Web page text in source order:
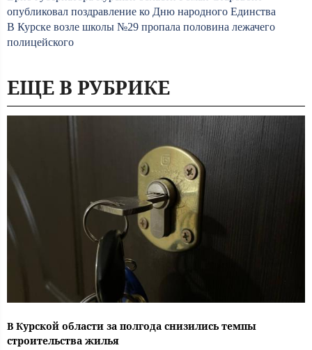
опубликовал поздравление ко Дню народного Единства
В Курске возле школы №29 пропала половина лежачего
полицейского
ЕЩЕ В РУБРИКЕ
В Курской области за полгода снизились темпы
строительства жилья